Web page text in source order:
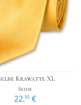
Krawatte XL
Seide
22.95 €